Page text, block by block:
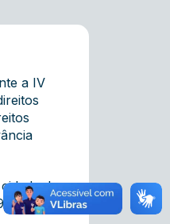
a IV
de
à tarde